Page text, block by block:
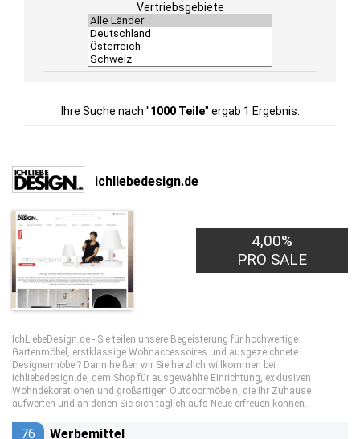
Vertriebsgebiete
Ihre Suche nach "1000 Teile" ergab 1 Ergebnis.
ichliebedesign.de
4,00%
PRO SALE
IchLiebeDesign.de - Sie teilen unsere Begeisterung für hochwertige
Gartenmöbel, erstklassige Wohnaccessoires und ausgezeichnete
Designermöbel? Dann heißen wir Sie herzlich willkommen bei
ichliebedesign.de, dem Shop für ausgewählte Einrichtung, exklusiven
Wohndekorationen und großartigen Outdoormöbeln, die Ihr Zuhause
aufwerten und an denen Sie sich täglich aufs Neue erfreuen können.
76 Werbemittel